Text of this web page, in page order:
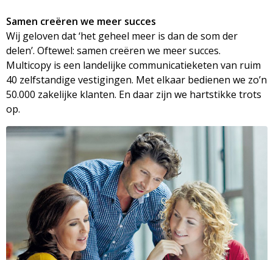
Samen creëren we meer succes
Wij geloven dat ‘het geheel meer is dan de som der
delen’. Oftewel: samen creëren we meer succes.
Multicopy is een landelijke communicatieketen van ruim
40 zelfstandige vestigingen. Met elkaar bedienen we zo’n
50.000 zakelijke klanten. En daar zijn we hartstikke trots
op.